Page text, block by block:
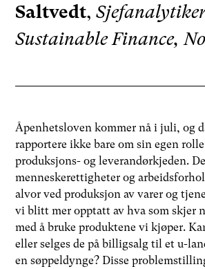
Saltvedt,
Sustainable Finance,
Åpenhetsloven kommer nå i juli, og
rapportere ikke bare om sin egen
produksjons- og leverandørkjeden.
menneskerettigheter og
alvor ved produksjon av varer og
vi blitt mer opptatt av hva som skjer
med å bruke produktene vi kjøper.
eller selges de på billigsalg til et u-
en søppeldynge? Disse